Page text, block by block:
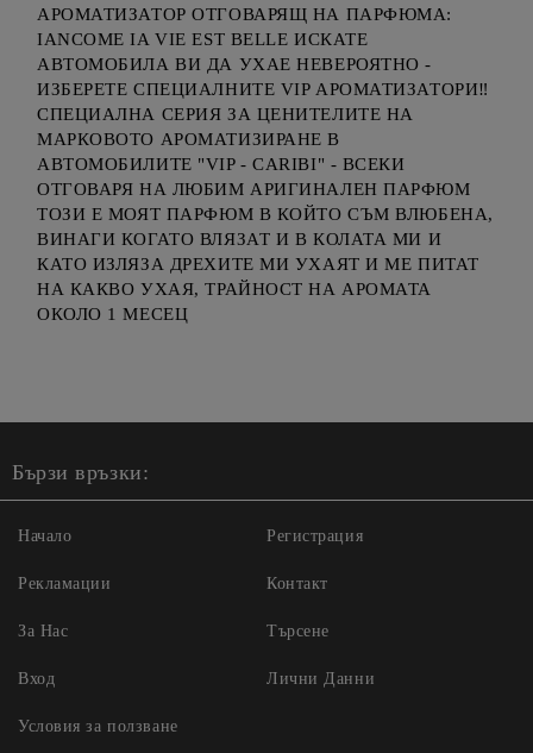
АРОМАТИЗАТОР ОТГОВАРЯЩ НА ПАРФЮМА:
IANCOME IA VIE EST BELLE ИСКАТЕ
АВТОМОБИЛА ВИ ДА УХАЕ НЕВЕРОЯТНО -
ИЗБЕРЕТЕ СПЕЦИАЛНИТЕ VIP АРОМАТИЗАТОРИ‼️
СПЕЦИАЛНА СЕРИЯ ЗА ЦЕНИТЕЛИТЕ НА
МАРКОВОТО АРОМАТИЗИРАНЕ В
АВТОМОБИЛИТЕ "VIP - CARIBI" - ВСЕКИ
ОТГОВАРЯ НА ЛЮБИМ АРИГИНАЛЕН ПАРФЮМ
ТОЗИ Е МОЯТ ПАРФЮМ В КОЙТО СЪМ ВЛЮБЕНА,
ВИНАГИ КОГАТО ВЛЯЗАТ И В КОЛАТА МИ И
КАТО ИЗЛЯЗА ДРЕХИТЕ МИ УХАЯТ И МЕ ПИТАТ
НА КАКВО УХАЯ, ТРАЙНОСТ НА АРОМАТА
ОКОЛО 1 МЕСЕЦ
Бързи връзки:
Начало
Рекламации
За Нас
Вход
Регистрация
Контакт
Търсене
Лични Данни
Условия за ползване